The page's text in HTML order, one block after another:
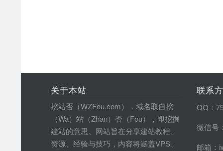
关于本站
挖站否（WZFou.com），域名取自挖
（Wa）站（Zhan）否（Fou），即挖掘
建站的意思。网站旨在分享建站教程、
资源、经验与技巧，内容将涵盖VPS、
联系
QQ：
微信号
邮箱：